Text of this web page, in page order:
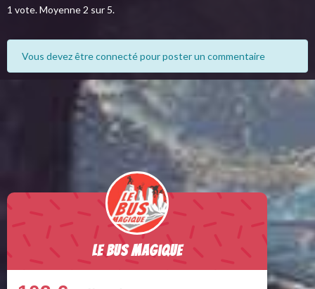
1 vote. Moyenne 2 sur 5.
Vous devez être connecté pour poster un commentaire
Le Bus Magique